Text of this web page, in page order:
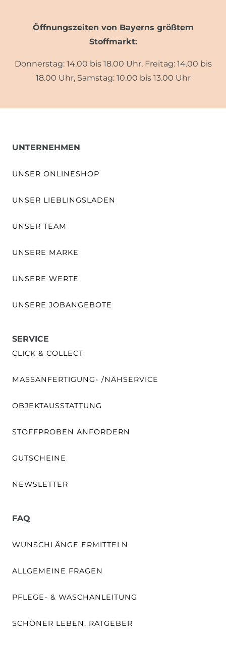
Öffnungszeiten von Bayerns größtem
Stoffmarkt:
Donnerstag: 14.00 bis 18.00 Uhr, Freitag: 14.00 bis
18.00 Uhr, Samstag: 10.00 bis 13.00 Uhr
UNTERNEHMEN
UNSER ONLINESHOP
UNSER LIEBLINGSLADEN
UNSER TEAM
UNSERE MARKE
UNSERE WERTE
UNSERE JOBANGEBOTE
SERVICE
CLICK & COLLECT
MASSANFERTIGUNG- /NÄHSERVICE
OBJEKTAUSSTATTUNG
STOFFPROBEN ANFORDERN
GUTSCHEINE
NEWSLETTER
FAQ
WUNSCHLÄNGE ERMITTELN
ALLGEMEINE FRAGEN
PFLEGE- & WASCHANLEITUNG
SCHÖNER LEBEN. RATGEBER